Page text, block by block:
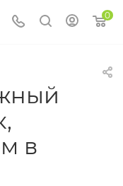
0
в